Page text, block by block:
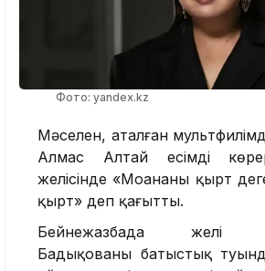
Фото: yandex.kz
Мәселен, аталған
Алмас Алтай есімді
желісінде «Моананы қырт
қырт» деп қағытты.
Бейнежазбада желі
Бадықованың батыстық